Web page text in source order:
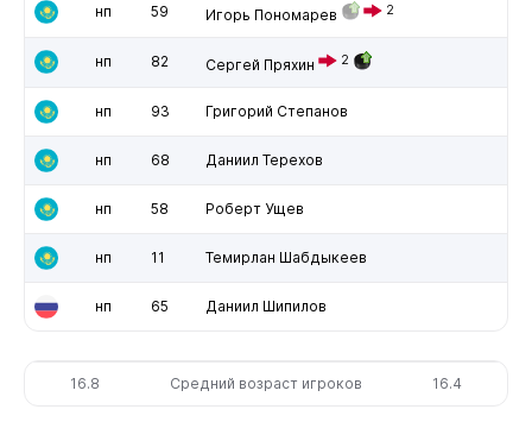
нп 59 Игорь Пономарев 2
нп 82 Сергей Пряхин 2
нп 93 Григорий Степанов
нп 68 Даниил Терехов
нп 58 Роберт Ущев
нп 11 Темирлан Шабдыкеев
нп 65 Даниил Шипилов
16.8 Средний возраст игроков 16.4